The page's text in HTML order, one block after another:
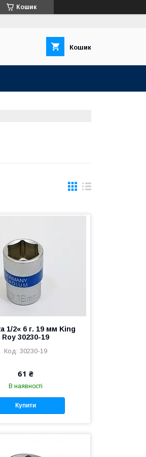
Кошик
Кошик
1/2« 6 г. 19 мм King
Roy 30230-19
30230-19
61 ₴
В наявності
Купити